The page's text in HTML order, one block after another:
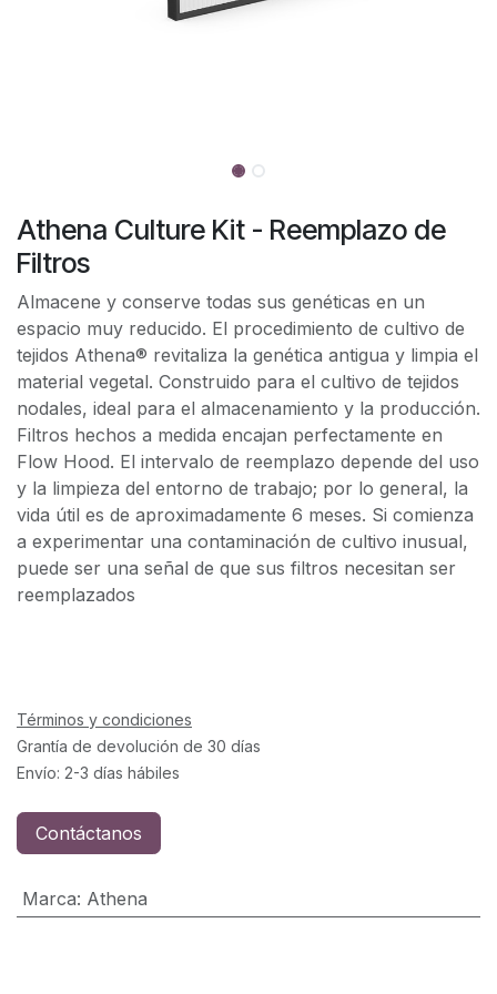
Athena Culture Kit - Reemplazo de
Filtros
Almacene y conserve todas sus genéticas en un
espacio muy reducido. El procedimiento de cultivo de
tejidos Athena® revitaliza la genética antigua y limpia el
material vegetal. Construido para el cultivo de tejidos
nodales, ideal para el almacenamiento y la producción.
Filtros hechos a medida encajan perfectamente en
Flow Hood. El intervalo de reemplazo depende del uso
y la limpieza del entorno de trabajo; por lo general, la
vida útil es de aproximadamente 6 meses. Si comienza
a experimentar una contaminación de cultivo inusual,
puede ser una señal de que sus filtros necesitan ser
reemplazados
Términos y condiciones
Grantía de devolución de 30 días
Envío: 2-3 días hábiles
Contáctanos
Marca: Athena